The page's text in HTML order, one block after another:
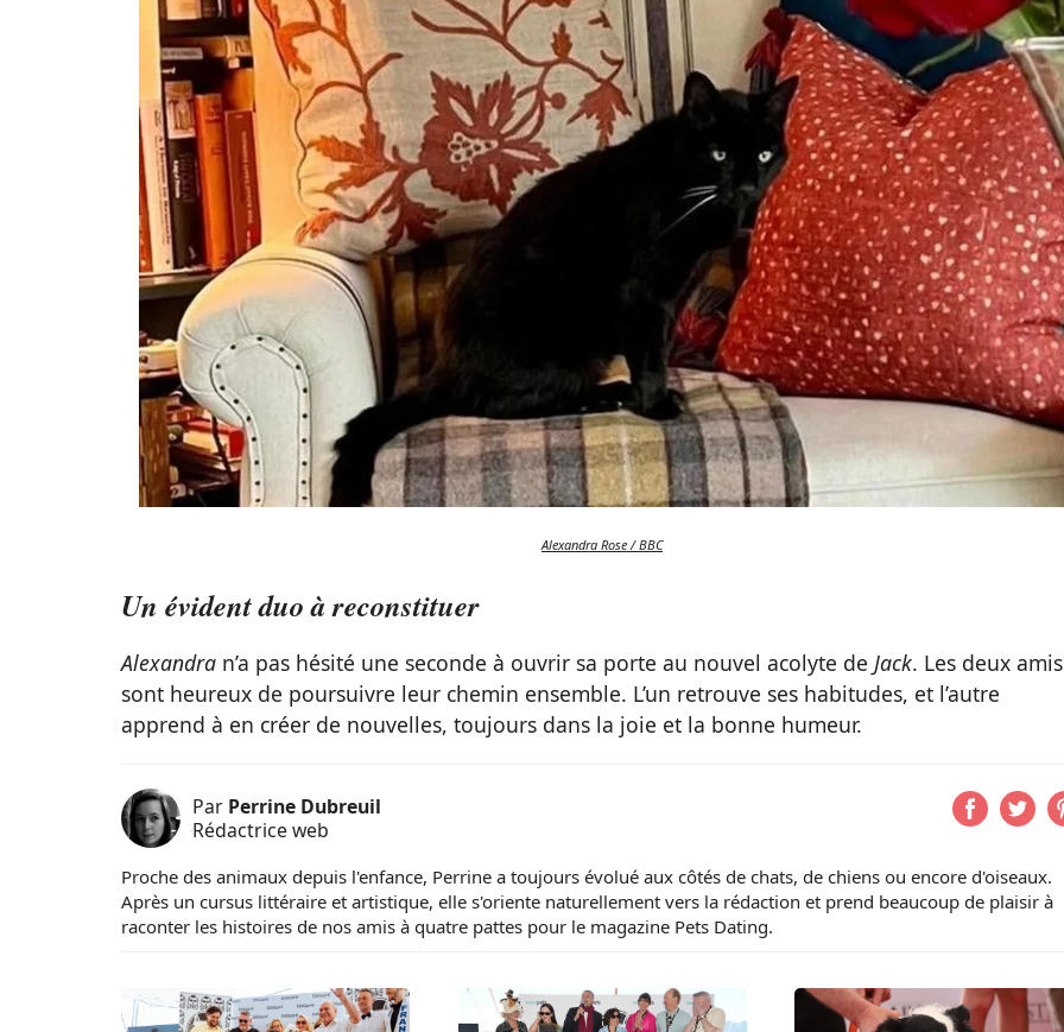
Alexandra Rose / BBC
Un évident duo à reconstituer
Alexandra n’a pas hésité une seconde à ouvrir sa porte au nouvel acolyte de Jack. Les deux amis
sont heureux de poursuivre leur chemin ensemble. L’un retrouve ses habitudes, et l’autre
apprend à en créer de nouvelles, toujours dans la joie et la bonne humeur.
Par Perrine Dubreuil
Rédactrice web
Proche des animaux depuis l'enfance, Perrine a toujours évolué aux côtés de chats, de chiens ou encore d'oiseaux.
Après un cursus littéraire et artistique, elle s'oriente naturellement vers la rédaction et prend beaucoup de plaisir à
raconter les histoires de nos amis à quatre pattes pour le magazine Pets Dating.